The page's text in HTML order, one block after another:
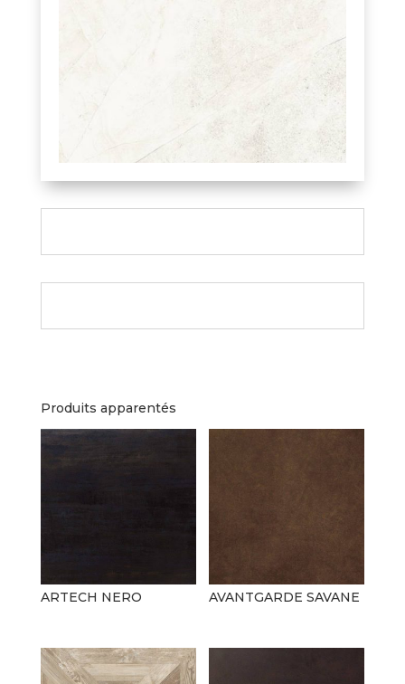
Produits apparentés
ARTECH NERO AVANTGARDE SAVANE